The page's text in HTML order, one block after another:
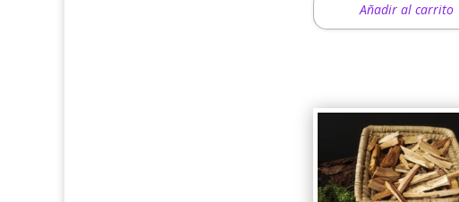
Añadir al carrito
Este
producto
tiene
múltiples